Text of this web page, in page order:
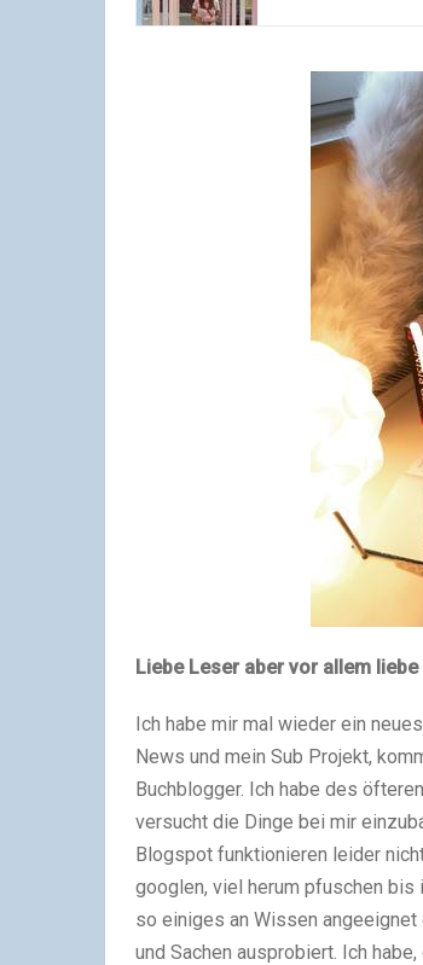
Liebe Leser aber vor allem
Ich habe mir mal wieder ein
News und mein Sub Projekt,
Buchblogger. Ich habe des
versucht die Dinge bei mir
Blogspot funktionieren leider
googlen, viel herum pfuschen bis
so einiges an Wissen
und Sachen ausprobiert. Ich